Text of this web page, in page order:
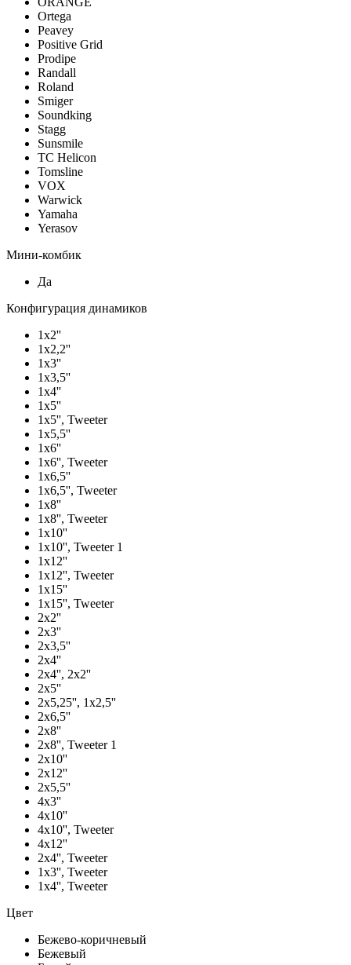
Ortega
Peavey
Positive Grid
Prodipe
Randall
Roland
Smiger
Soundking
Stagg
Sunsmile
TC Helicon
Tomsline
VOX
Warwick
Yamaha
Yerasov
Мини-комбик
Да
Конфигурация динамиков
1х2''
1х2,2''
1х3''
1х3,5''
1х4''
1х5''
1х5'', Tweeter
1х5,5''
1х6''
1х6'', Tweeter
1х6,5''
1х6,5'', Tweeter
1х8''
1х8'', Tweeter
1х10''
1х10'', Tweeter 1
1х12''
1х12'', Tweeter
1х15''
1х15'', Tweeter
2х2''
2х3''
2х3,5''
2х4''
2х4'', 2х2''
2х5''
2х5,25'', 1х2,5''
2х6,5''
2х8''
2х8'', Tweeter 1
2х10''
2х12''
2х5,5''
4х3''
4х10''
4х10'', Tweeter
4х12''
2х4'', Tweeter
1х3'', Tweeter
1х4'', Tweeter
Цвет
Бежево-коричневый
Бежевый